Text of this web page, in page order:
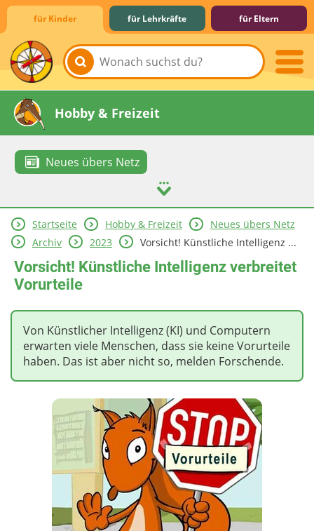
für Kinder für Lehrkräfte für Eltern
Lernen & Schule
Hobby & Freizeit
Neues übers Netz
Spiel & Spaß
Mitreden & Mitmachen
Startseite Hobby & Freizeit
Neues übers Netz
Archiv
2023 Vorsicht! Künstliche Intelligenz ...
Vorsicht! Künstliche Intelligenz verbreitet
Vorurteile
Von Künstlicher Intelligenz (KI) und Computern
erwarten viele Menschen, dass sie keine Vorurteile
haben. Das ist aber nicht so, melden Forschende.